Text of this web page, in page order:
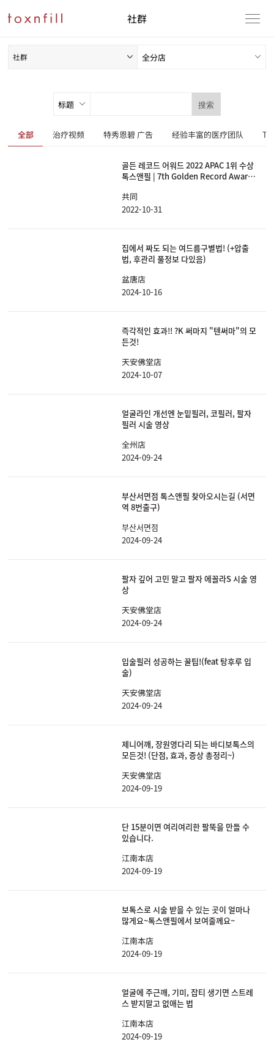
社群
社群
搜索
全部 治疗视频 特秀恩碧 广告 经验丰富的医疗团队
골든 레코드 어워드 2022 APAC 1위 수상
톡스앤필 | 7th Golden Record Award
APAC 1st
共同
2022-10-31
집에서 짜도 되는 여드름구별법! (+압출
법, 후관리 풀정보 다있음)
盆唐店
2024-10-16
즉각적인 효과!! ?K 써마지 "텐써마"의 모
든것!
天安佛堂店
2024-10-07
얼굴라인 개선엔 눈밑필러, 코필러, 팔자
필러 시술 영상
全州店
2024-09-24
부산서면점 톡스앤필 찾아오시는길 (서면
역 8번출구)
부산서면점
2024-09-24
팔자 깊어 고민 말고 팔자 에꼴라S 시술 영
상
天安佛堂店
2024-09-24
입술필러 성공하는 꿀팁!(feat 탕후루 입
술)
天安佛堂店
2024-09-24
제니어깨, 장원영다리 되는 바디보톡스의
모든것! (단점, 효과, 증상 총정리~)
天安佛堂店
2024-09-19
단 15분이면 여리여리한 팔뚝을 만들 수
있습니다.
江南本店
2024-09-19
보톡스로 시술 받을 수 있는 곳이 얼마나
많게요~톡스앤필에서 보여줄께요~
江南本店
2024-09-19
얼굴에 주근깨, 기미, 잡티 생기면 스트레
스 받지말고 없애는 법
江南本店
2024-09-19